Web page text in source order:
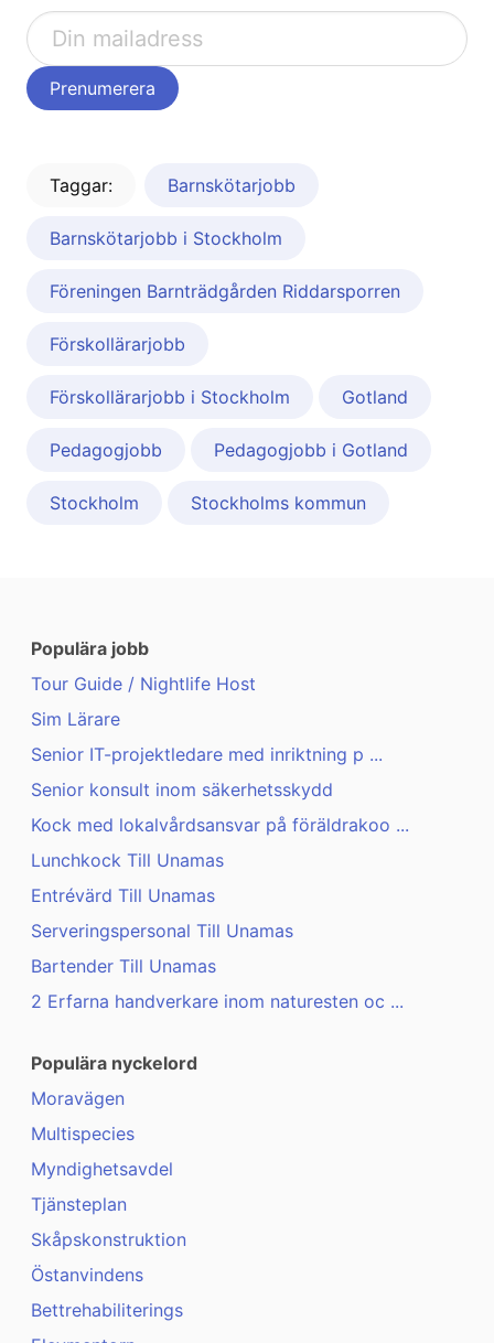
Taggar: Barnskötarjobb
Barnskötarjobb i Stockholm
Föreningen Barnträdgården Riddarsporren
Förskollärarjobb
Förskollärarjobb i Stockholm Gotland
Pedagogjobb Pedagogjobb i Gotland
Stockholm Stockholms kommun
Populära jobb
Tour Guide / Nightlife Host
Sim Lärare
Senior IT-projektledare med inriktning p ...
Senior konsult inom säkerhetsskydd
Kock med lokalvårdsansvar på föräldrakoo ...
Lunchkock Till Unamas
Entrévärd Till Unamas
Serveringspersonal Till Unamas
Bartender Till Unamas
2 Erfarna handverkare inom naturesten oc ...
Populära nyckelord
Moravägen
Multispecies
Myndighetsavdel
Tjänsteplan
Skåpskonstruktion
Östanvindens
Bettrehabiliterings